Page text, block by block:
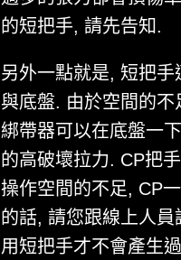
的短把手, 請先告知.
另外一點就是, 短把
與底盤. 由於空間的
綁帶器可以在底盤一
的高破壞拉力. CP把
操作空間的不足, CP
的話, 請您跟線上人員
用短把手才不會產生